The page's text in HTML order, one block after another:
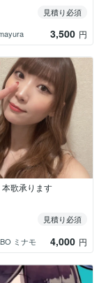
見積り必須
3,500 円
歌承ります
見積り必須
ミナモ
4,000 円